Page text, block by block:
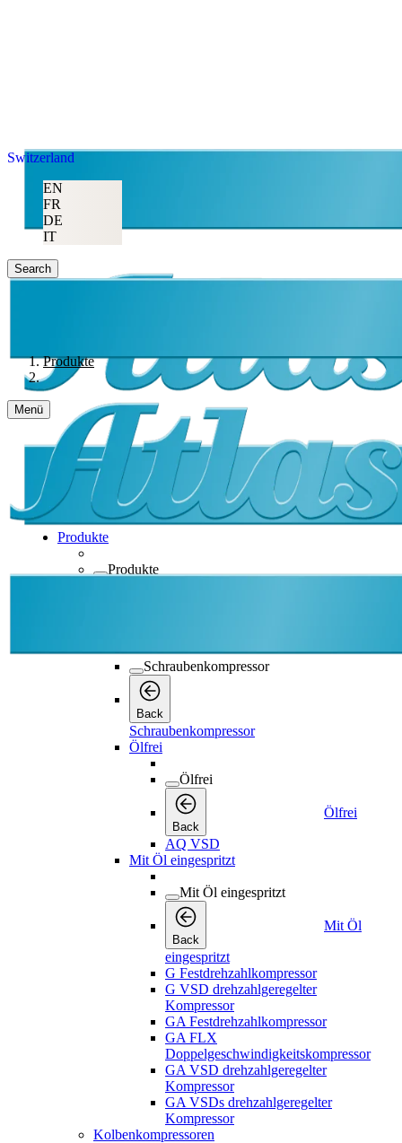
Switzerland
EN
FR
DE
IT
Search
Produkte
Menü
Produkte
Produkte
Schraubenkompressor
Back
Schraubenkompressor
Ölfrei
Ölfrei
Back
Ölfrei
AQ VSD
Mit Öl eingespritzt
Mit Öl eingespritzt
Back
Mit Öl
eingespritzt
G Festdrehzahlkompressor
G VSD drehzahlgeregelter
Kompressor
GA Festdrehzahlkompressor
GA FLX
Doppelgeschwindigkeitskompressor
GA VSD drehzahlgeregelter
Kompressor
GA VSDs drehzahlgeregelter
Kompressor
Kolbenkompressoren